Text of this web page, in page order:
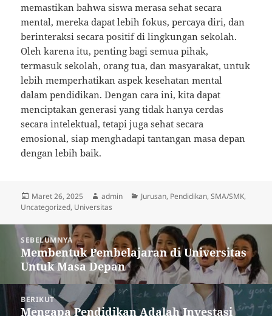
memastikan bahwa siswa merasa sehat secara
mental, mereka dapat lebih fokus, percaya diri, dan
berinteraksi secara positif di lingkungan sekolah.
Oleh karena itu, penting bagi semua pihak,
termasuk sekolah, orang tua, dan masyarakat, untuk
lebih memperhatikan aspek kesehatan mental
dalam pendidikan. Dengan cara ini, kita dapat
menciptakan generasi yang tidak hanya cerdas
secara intelektual, tetapi juga sehat secara
emosional, siap menghadapi tantangan masa depan
dengan lebih baik.
Diposkan
pada
Maret 26, 2025 Penulis
admin Kategori
Jurusan, Pendidikan,SMA/SMK,
Uncategorized, Universitas
Navigasi
SEBELUMNYA
Pos
sebelumnya:
Membentuk Pembelajaran di Universitas
Untuk Masa Depan
BERIKUT
Pos
Mengapa Pendidikan Adalah Investasi